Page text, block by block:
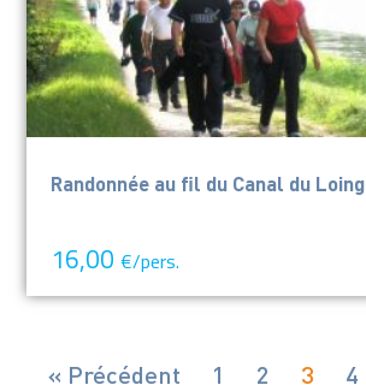
Randonnée au fil du Canal du Loing
16,00 €/pers.
« Précédent 1 2 3 4